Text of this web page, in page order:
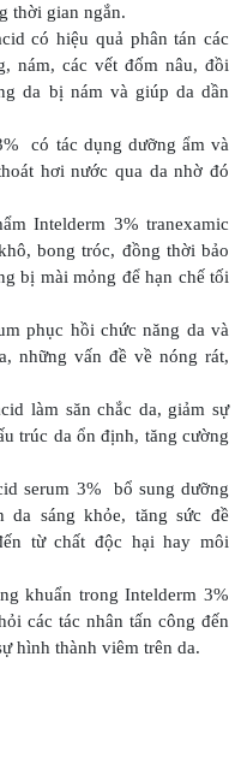
thời gian ngắn.
có hiệu quả phân tán các
nám, các vết đốm nâu, đồi
da bị nám và giúp da dần
có tác dụng dưỡng ẩm và
hơi nước qua da nhờ đó
Intelderm 3% tranexamic
bong tróc, đồng thời bảo
bị mài mỏng để hạn chế tối
phục hồi chức năng da và
những vấn đề về nóng rát,
làm săn chắc da, giảm sự
trúc da ổn định, tăng cường
serum 3% bổ sung dưỡng
da sáng khỏe, tăng sức đề
từ chất độc hại hay môi
khuẩn trong Intelderm 3%
các tác nhân tấn công đến
hình thành viêm trên da.